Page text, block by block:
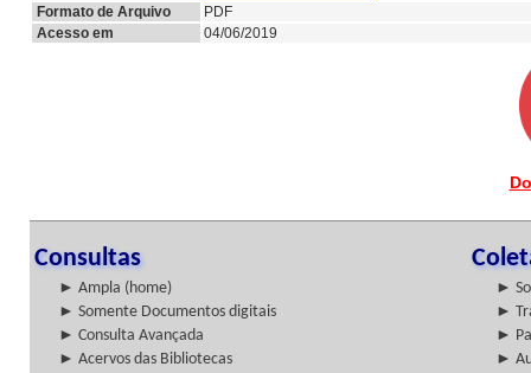
Formato de Arquivo
PDF
Acesso em
04/06/2019
Consultas
► Ampla (home)
►
► Somente Documentos digitais
►
► Consulta Avançada
►
► Acervos das Bibliotecas
►